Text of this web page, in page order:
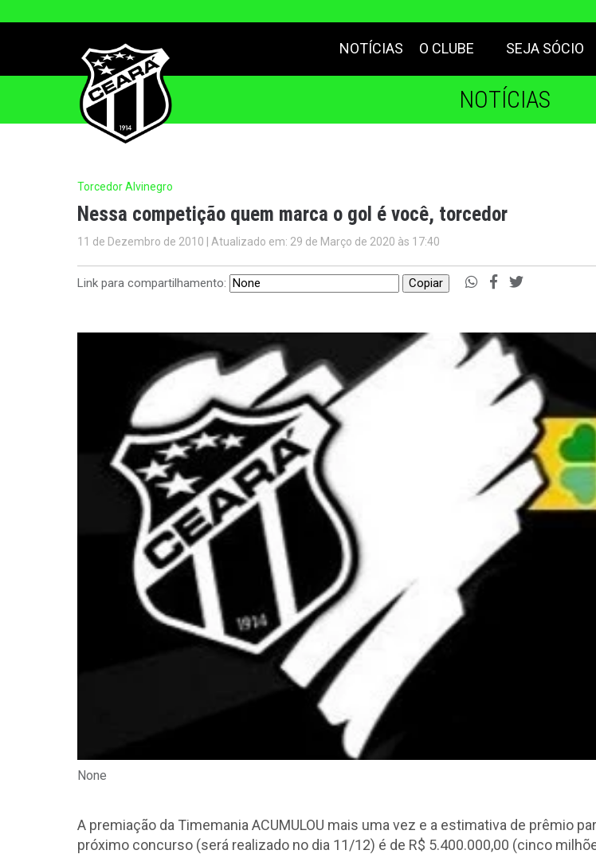
NOTÍCIAS O CLUBE SEJA SÓCIO
NOTÍCIAS
Torcedor Alvinegro
Nessa competição quem marca o gol é você, torcedor
11 de Dezembro de 2010 | Atualizado em: 29 de Março de 2020 às 17:40
Link para compartilhamento: Copiar
None
A premiação da Timemania ACUMULOU mais uma vez e a estimativa de prêmio
próximo concurso (será realizado no dia 11/12) é de R$ 5.400.000,00 (cinco